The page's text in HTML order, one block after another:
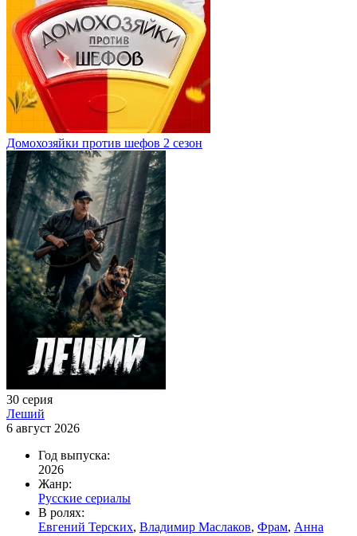
Домохозяйки против шефов 2 сезон
30 серия
Леший
6 август 2026
Год выпуска:
2026
Жанр:
Русские сериалы
В ролях:
Евгений Терских, Владимир Маслаков, Фрам, Анна